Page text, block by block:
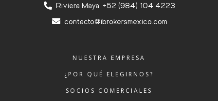
Riviera Maya: +52 (984) 104 4223
contacto@ibrokersmexico.com
NUESTRA EMPRESA
¿POR QUÉ ELEGIRNOS?
SOCIOS COMERCIALES